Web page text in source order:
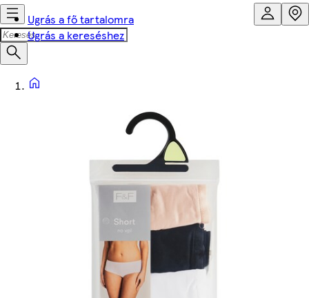
Ugrás a fő tartalomra
Ugrás a kereséshez